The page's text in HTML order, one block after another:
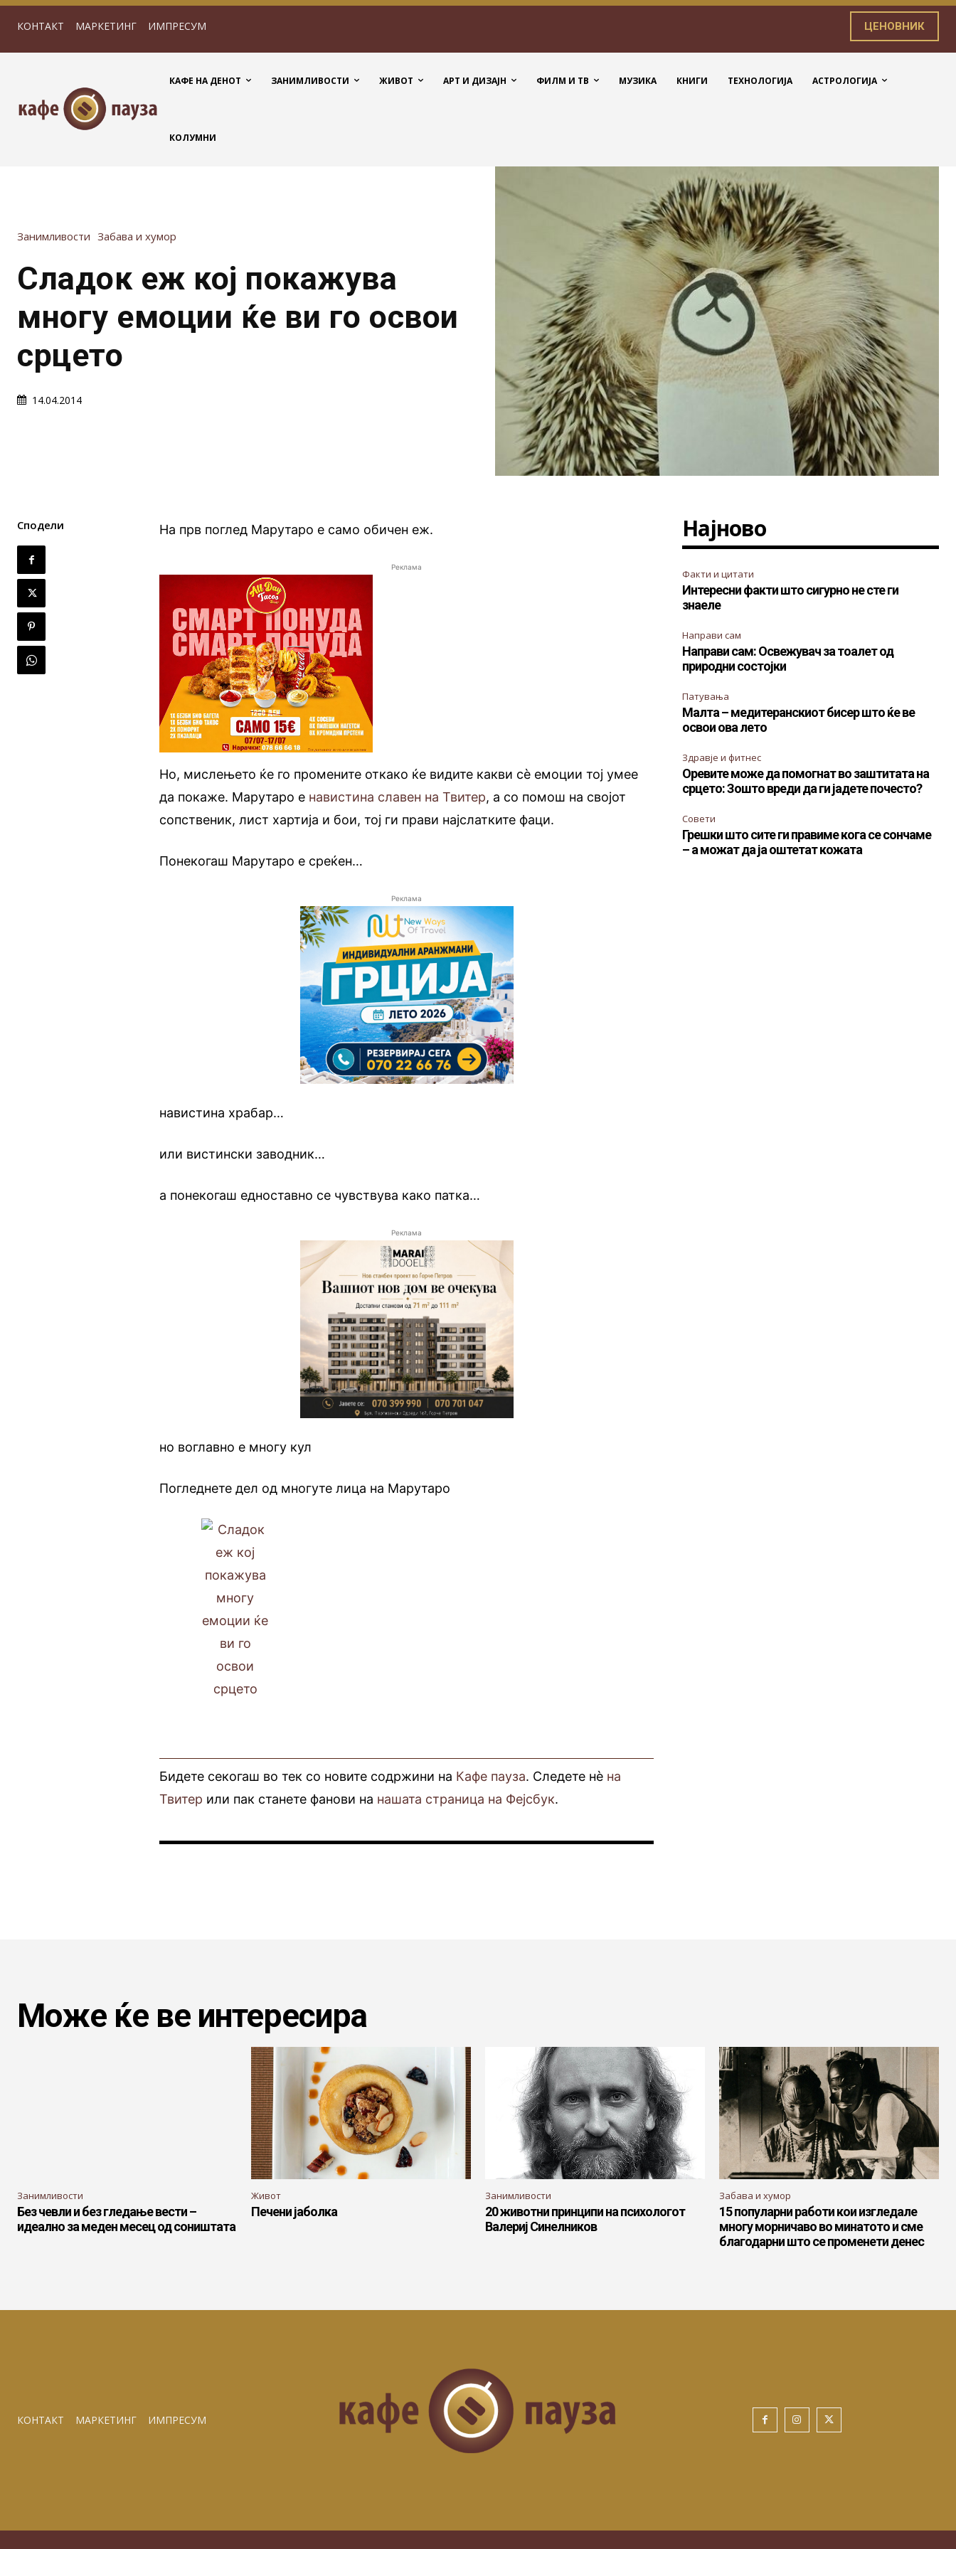
КОНТАКТ МАРКЕТИНГ ИМПРЕСУМ ЦЕНОВНИК
КАФЕ НА ДЕНОТ ЗАНИМЛИВОСТИ ЖИВОТ АРТ И ДИЗАЈН ФИЛМ И ТВ МУЗИКА КНИГИ ТЕХНОЛОГИЈА АСТРОЛОГИЈА
КОЛУМНИ
Занимливости Забава и хумор
Сладок еж кој покажува
многу емоции ќе ви го освои
срцето
14.04.2014
Сподели На прв поглед Марутаро е само обичен еж.
Реклама
Но, мислењето ќе го промените откако ќе видите какви сè емоции тој умее
да покаже. Марутаро е навистина славен на Твитер, а со помош на својот
сопственик, лист хартија и бои, тој ги прави најслатките фаци.
Понекогаш Марутаро е среќен…
Реклама
навистина храбар…
или вистински заводник…
а понекогаш едноставно се чувствува како патка…
Реклама
но воглавно е многу кул
Погледнете дел од многуте лица на Марутаро
Бидете секогаш во тек со новите содржини на Кафе пауза. Следете нè на
Твитер или пак станете фанови на нашата страница на Фејсбук.
Најново
Факти и цитати
Интересни факти што сигурно не сте ги
знаеле
Направи сам
Направи сам: Освежувач за тоалет од
природни состојки
Патувања
Малта – медитеранскиот бисер што ќе ве
освои ова лето
Здравје и фитнес
Оревите може да помогнат во заштитата на
срцето: Зошто вреди да ги јадете почесто?
Совети
Грешки што сите ги правиме кога се сончаме
– а можат да ја оштетат кожата
Може ќе ве интересира
Занимливости
Без чевли и без гледање вести –
идеално за меден месец од соништата
Живот
Печени јаболка
Занимливости
20 животни принципи на психологот
Валериј Синелников
Забава и хумор
15 популарни работи кои изгледале
многу морничаво во минатото и сме
благодарни што се променети денес
КОНТАКТ МАРКЕТИНГ ИМПРЕСУМ